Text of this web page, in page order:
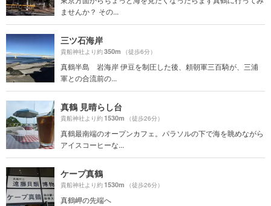
ませんか？ その...
三ツ石海岸
貴船神社より約350m （徒歩6分）
真鶴半島 岩海岸 伊豆を制圧した後、頼朝軍三百騎が、三浦
軍との合流前の...
真鶴 見晴らし台
貴船神社より約1530m （徒歩26分）
真鶴最南端のオープンカフェ。パラソルの下で海を眺めながら
アイスコーヒーな...
ケープ真鶴
貴船神社より約1530m （徒歩26分）
真鶴岬の先端へ